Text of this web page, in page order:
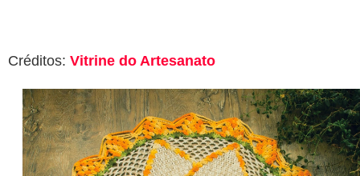
Créditos: Vitrine do Artesanato